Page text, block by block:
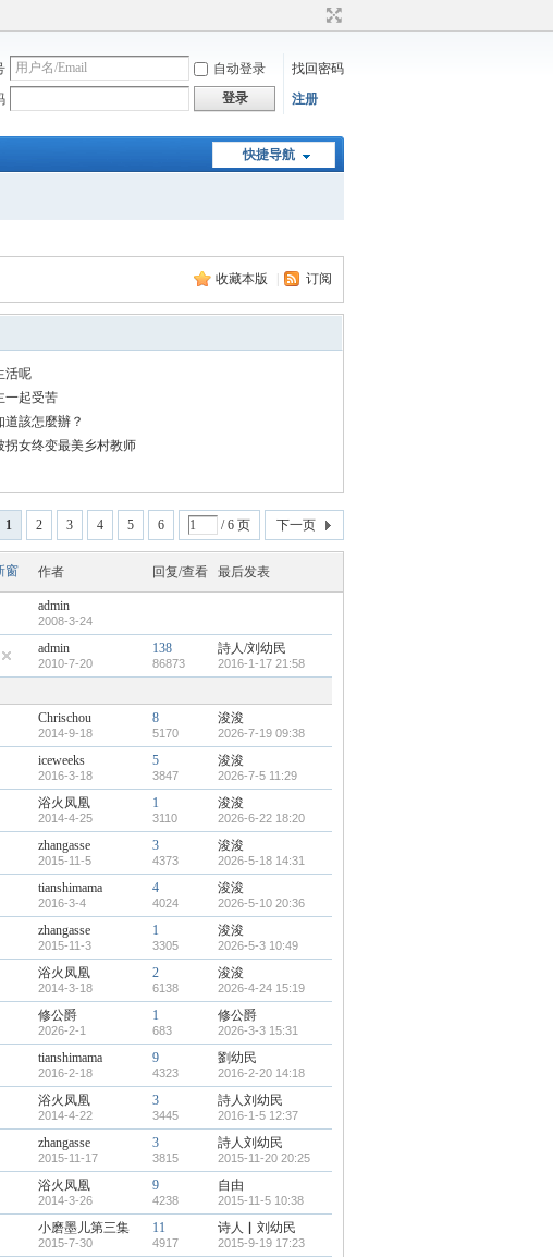
自动登录
找回密码
登录 注册
快捷导航
收藏本版 订阅
活呢
一起受苦
道該怎麼辦？
拐女终变最美乡村教师
1 2 3 4 5 6 / 6 页 下一页
窗 作者 回复/查看 最后发表
admin
2008-3-24
admin
2010-7-20
138
86873
詩人/刘幼民
2016-1-17 21:58
Chrischou
2014-9-18
8
5170
浚浚
2026-7-19 09:38
iceweeks
2016-3-18
5
3847
浚浚
2026-7-5 11:29
浴火凤凰
2014-4-25
1
3110
浚浚
2026-6-22 18:20
zhangasse
2015-11-5
3
4373
浚浚
2026-5-18 14:31
tianshimama
2016-3-4
4
4024
浚浚
2026-5-10 20:36
zhangasse
2015-11-3
1
3305
浚浚
2026-5-3 10:49
浴火凤凰
2014-3-18
2
6138
浚浚
2026-4-24 15:19
修公爵
2026-2-1
1
683
修公爵
2026-3-3 15:31
tianshimama
2016-2-18
9
4323
劉幼民
2016-2-20 14:18
浴火凤凰
2014-4-22
3
3445
詩人刘幼民
2016-1-5 12:37
zhangasse
2015-11-17
3
3815
詩人刘幼民
2015-11-20 20:25
浴火凤凰
2014-3-26
9
4238
自由
2015-11-5 10:38
小磨墨儿第三集
2015-7-30
11
4917
诗人▏刘幼民
2015-9-19 17:23